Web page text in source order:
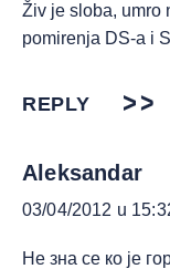
Živ je sloba, umro
pomirenja DS-a i
REPLY
Aleksandar
03/04/2012 u
Не зна се ко је